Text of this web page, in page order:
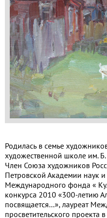
Родилась в семье
художественной школе им.
Член Союза художников
Петровской Академии наук и
Международного фонда «
конкурса 2010 «300-летию
посвящается…», лауреат
просветительского проекта